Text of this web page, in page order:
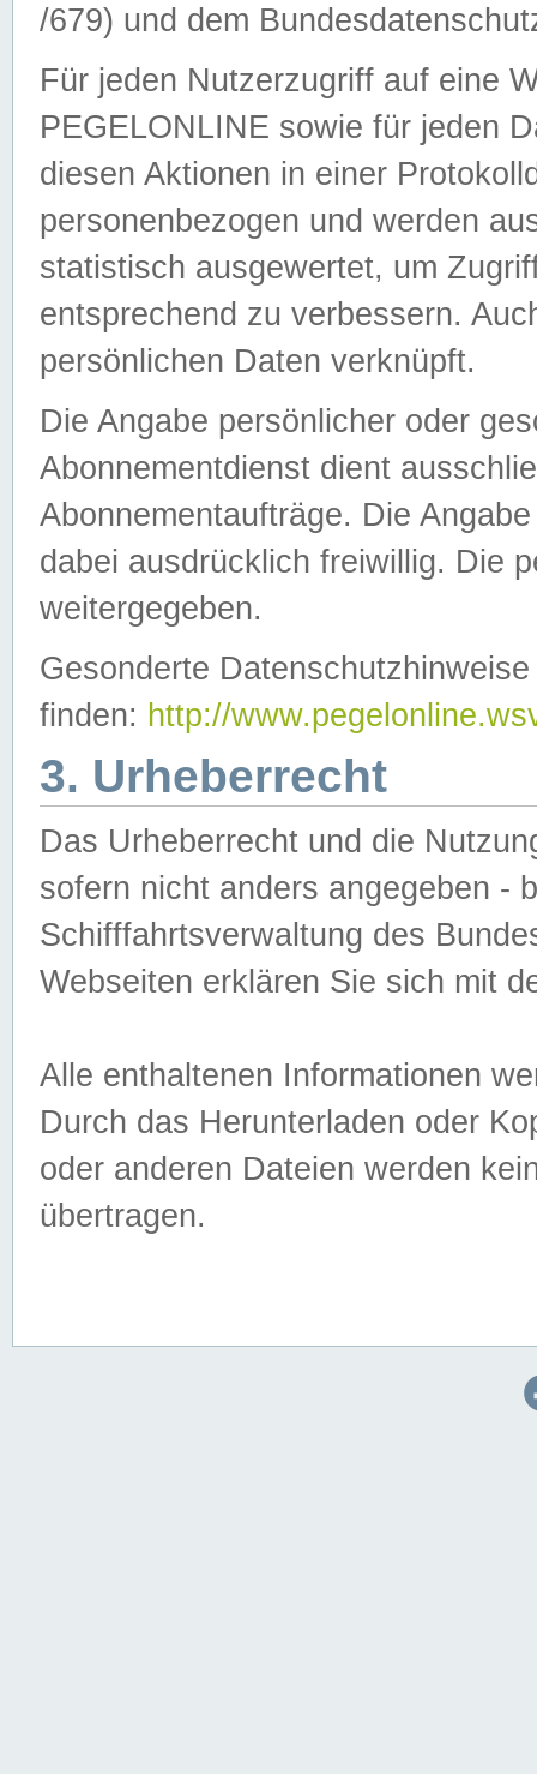
/679) und dem
Für jeden Nutzerzugriff auf eine
PEGELONLINE sowie für jeden
diesen Aktionen in einer
personenbezogen und werden
statistisch ausgewertet, um
entsprechend zu verbessern.
persönlichen Daten verknüpft.
Die Angabe persönlicher oder
Abonnementdienst dient
Abonnementaufträge. Die
dabei ausdrücklich freiwillig. Die
weitergegeben.
Gesonderte
finden: http://
3. Urheberrecht
Das Urheberrecht und die
sofern nicht anders angegeben -
Schifffahrtsverwaltung des
Webseiten erklären Sie sich mit
Alle enthaltenen Informationen
Durch das Herunterladen oder
oder anderen Dateien werden
übertragen.